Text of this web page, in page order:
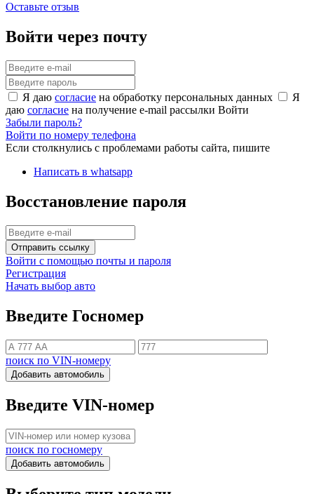
Оставьте отзыв
Войти через почту
Я даю согласие на обработку персональных данных
Я
даю согласие на получение e-mail рассылки Войти
Забыли пароль?
Войти по номеру телефона
Если столкнулись с проблемами работы сайта, пишите
Написать в whatsapp
Восстановление пароля
Отправить ссылку
Войти с помощью почты и пароля
Регистрация
Начать выбор авто
Введите Госномер
поиск по VIN-номеру
Добавить автомобиль
Введите VIN-номер
поиск по госномеру
Добавить автомобиль